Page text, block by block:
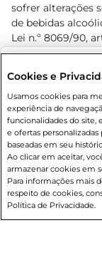
Rio de Janeiro
Caso queira
suas compras:
Entrega em
sofrer alterações
de bebidas
Lei n.º 8069/90,
Adolescente).
prévio. O valor
80,00.
©
Cookies e
Usamos cookies para
experiência de
funcionalidades do site,
e ofertas personalizadas
baseadas em seu
Ao clicar em aceitar,
armazenar cookies em
Para informações mais
respeito de cookies,
Política de Privacidade.